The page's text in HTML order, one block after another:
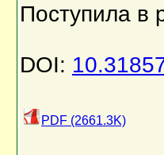
Поступила в
DOI:
PDF (2661.3K)